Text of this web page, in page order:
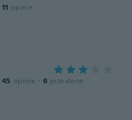
11 opinie
45 opinie · 6 przesłane